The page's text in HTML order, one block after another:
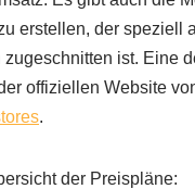
erstellen, der speziell
zugeschnitten ist. Eine
offiziellen Website
.
der Preispläne: